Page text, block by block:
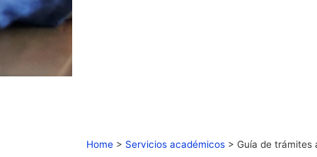
Home > Servicios académicos > Guía de trámites